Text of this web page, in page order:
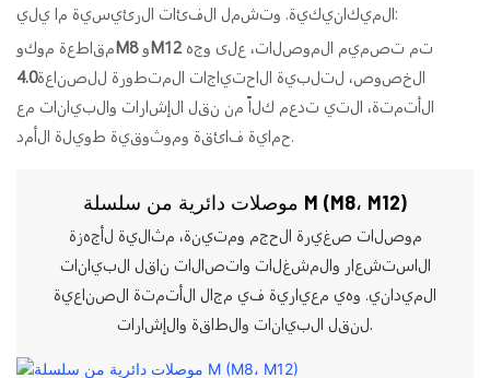
الميكانيكية. وتشمل الفئات الرئيسية ما يلي:
مقاطعة موكوM8 وM12
الخصوص، لتلبية الاحتياجات المتطورة للصناعة4.0
الأتمتة، التي تدعم كلاً من نقل الإشارات والبيانات مع
حماية فائقة وموثوقية طويلة الأمد.
موصلات دائرية من سلسلة M (M8، M12)
موصلات صغيرة الحجم ومتينة، مثالية لأجهزة
الاستشعار والمشغلات واتصالات ناقل البيانات
الميداني. وهي معيارية في مجال الأتمتة الصناعية
لنقل البيانات والطاقة والإشارات.